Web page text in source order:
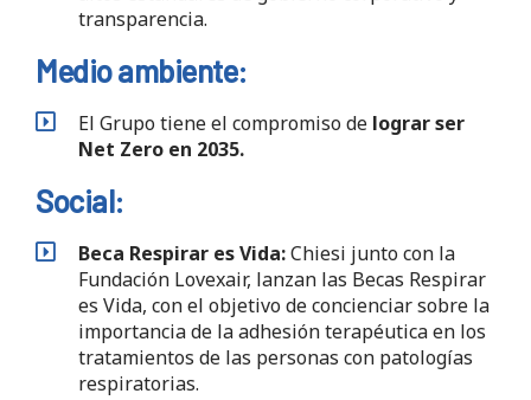
transparencia.
Medio ambiente:
El Grupo tiene el compromiso de lograr ser
Net Zero en 2035.
Social:
Beca Respirar es Vida:Chiesi junto con la
Fundación Lovexair, lanzan las Becas Respirar
es Vida, con el objetivo de concienciar sobre la
importancia de la adhesión terapéutica en los
tratamientos de las personas con patologías
respiratorias.